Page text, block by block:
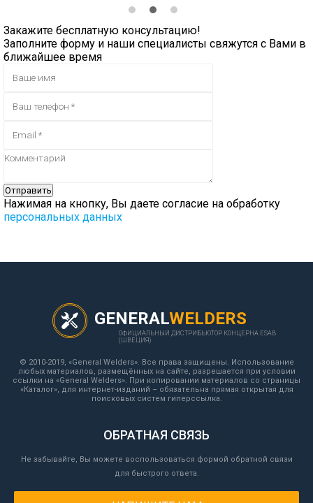
Закажите бесплатную консультацию!
Заполните форму и наши специалисты свяжутся с Вами в
ближайшее время
Нажимая на кнопку, Вы даете согласие на обработку
персональных данных
GENERALWELDERS
ОФИЦИАЛЬНЫЙ ДИСТРИБЬЮТОР КОНЦЕРНА ESAB
(ШВЕЦИЯ)
© 2010-2019, «General Welders». Все права защищены. Использование
любых материалов, размещённых на сайте, разрешается при условии
ссылки на «General Welders». При копировании материалов со страницы
«Каталог», для интернет-изданий – обязательна прямая открытая для
поисковых систем гиперссылка.
ОБРАТНАЯ СВЯЗЬ
Не забывайте, Вы можете воспользоваться формой обратной связи
для быстрого ответа.